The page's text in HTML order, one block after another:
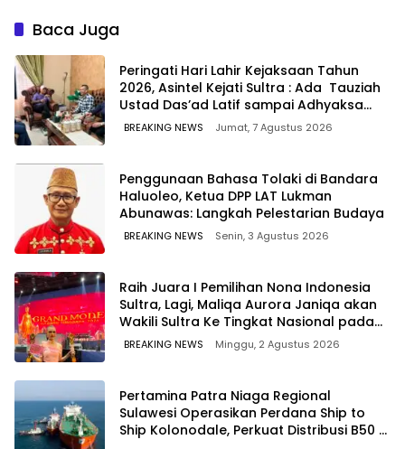
590 SPBU
Baca Juga
Peringati Hari Lahir Kejaksaan Tahun
2026, Asintel Kejati Sultra : Ada Tauziah
Ustad Das’ad Latif sampai Adhyaksa
Run
BREAKING NEWS Jumat, 7 Agustus 2026
Penggunaan Bahasa Tolaki di Bandara
Haluoleo, Ketua DPP LAT Lukman
Abunawas: Langkah Pelestarian Budaya
BREAKING NEWS Senin, 3 Agustus 2026
‎Raih Juara I Pemilihan Nona Indonesia
Sultra, Lagi, Maliqa Aurora Janiqa akan
Wakili Sultra Ke Tingkat Nasional pada
Pemilihan NONA Indonesia
BREAKING NEWS Minggu, 2 Agustus 2026
Pertamina Patra Niaga Regional
Sulawesi Operasikan Perdana Ship to
Ship Kolonodale, Perkuat Distribusi B50 di